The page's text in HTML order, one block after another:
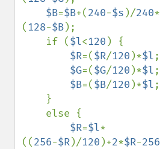
$B=$B+(240-$s )/240*
(128-$B);
    if (
$l<120 ) {
$R=($R/120 )*$l;
$G=($G/120 )*$l;
$B=($B/120 )*$l;
$R=$l*
((256-$R)/120 )+2*$R-256